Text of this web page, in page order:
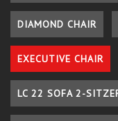
DIAMOND CHAIR
EXECUTIVE CHAIR
LC 22 SOFA 2-